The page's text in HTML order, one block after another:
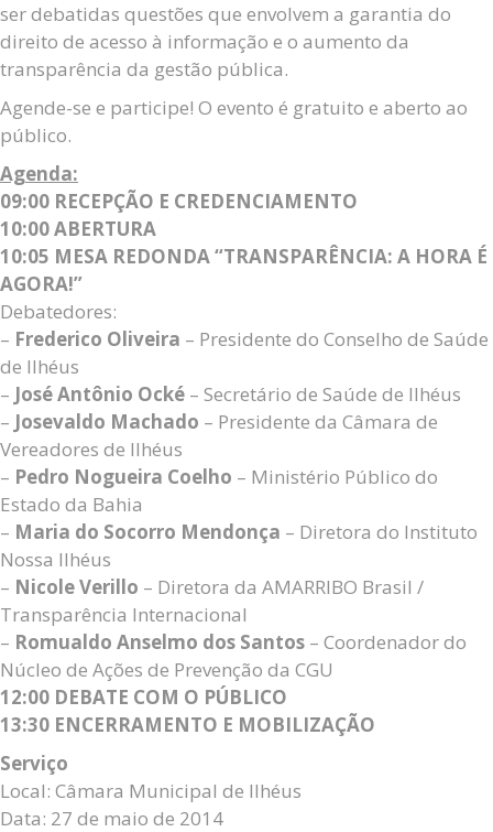
ser debatidas questões que envolvem a garantia do
direito de acesso à informação e o aumento da
transparência da gestão pública.
Agende-se e participe! O evento é gratuito e aberto ao
público.
Agenda:
09:00 RECEPÇÃO E CREDENCIAMENTO
10:00 ABERTURA
10:05 MESA REDONDA “TRANSPARÊNCIA: A HORA É
AGORA!”
Debatedores:
– Frederico Oliveira – Presidente do Conselho de Saúde
de Ilhéus
– José Antônio Ocké – Secretário de Saúde de Ilhéus
– Josevaldo Machado – Presidente da Câmara de
Vereadores de Ilhéus
– Pedro Nogueira Coelho – Ministério Público do
Estado da Bahia
– Maria do Socorro Mendonça – Diretora do Instituto
Nossa Ilhéus
– Nicole Verillo – Diretora da AMARRIBO Brasil /
Transparência Internacional
– Romualdo Anselmo dos Santos – Coordenador do
Núcleo de Ações de Prevenção da CGU
12:00 DEBATE COM O PÚBLICO
13:30 ENCERRAMENTO E MOBILIZAÇÃO
Serviço
Local: Câmara Municipal de Ilhéus
Data: 27 de maio de 2014